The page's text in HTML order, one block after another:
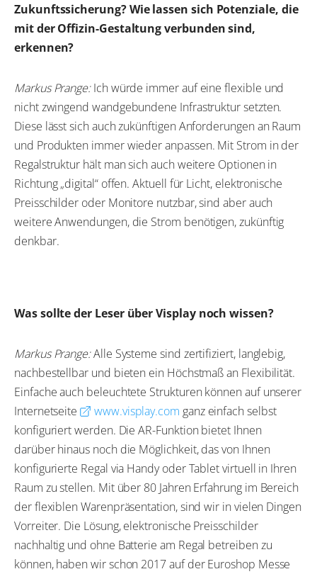
Zukunftssicherung? Wie lassen sich Potenziale, die
mit der Offizin-Gestaltung verbunden sind,
erkennen?
Markus Prange:Ich würde immer auf eine flexible und
nicht zwingend wandgebundene Infrastruktur setzten.
Diese lässt sich auch zukünftigen Anforderungen an Raum
und Produkten immer wieder anpassen. Mit Strom in der
Regalstruktur hält man sich auch weitere Optionen in
Richtung „digital“ offen. Aktuell für Licht, elektronische
Preisschilder oder Monitore nutzbar, sind aber auch
weitere Anwendungen, die Strom benötigen, zukünftig
denkbar.
Was sollte der Leser über Visplay noch wissen?
Markus Prange:Alle Systeme sind zertifiziert, langlebig,
nachbestellbar und bieten ein Höchstmaß an Flexibilität.
Einfache auch beleuchtete Strukturen können auf unserer
Internetseite
www.visplay.com ganz einfach selbst
konfiguriert werden. Die AR-Funktion bietet Ihnen
darüber hinaus noch die Möglichkeit, das von Ihnen
konfigurierte Regal via Handy oder Tablet virtuell in Ihren
Raum zu stellen. Mit über 80 Jahren Erfahrung im Bereich
der flexiblen Warenpräsentation, sind wir in vielen Dingen
Vorreiter. Die Lösung, elektronische Preisschilder
nachhaltig und ohne Batterie am Regal betreiben zu
können, haben wir schon 2017 auf der Euroshop Messe